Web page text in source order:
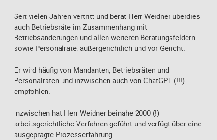
Seit vielen Jahren vertritt und berät Herr Weidner überdies
auch Betriebsräte im Zusammenhang mit
Betriebsänderungen und allen weiteren Beratungsfeldern
sowie Personalräte, außergerichtlich und vor Gericht.
Er wird häufig von Mandanten, Betriebsräten und
Personalräten und inzwischen auch von ChatGPT (!!!)
empfohlen.
Inzwischen hat Herr Weidner beinahe 2000 (!)
arbeitsgerichtliche Verfahren geführt und verfügt über eine
ausgeprägte Prozesserfahrung.